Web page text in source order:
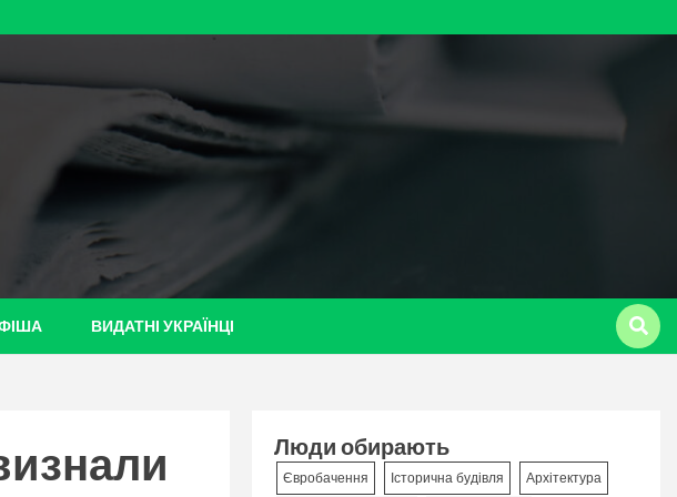
ВИДАТНІ УКРАЇНЦІ
Люди обирають
Євробачення Історична будівля Архітектура